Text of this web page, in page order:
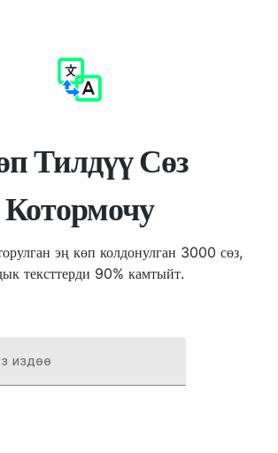
Тилдүү Сөз
Котормочу
эң көп колдонулган 3000 сөз,
тексттерди 90% камтыйт.
издөө